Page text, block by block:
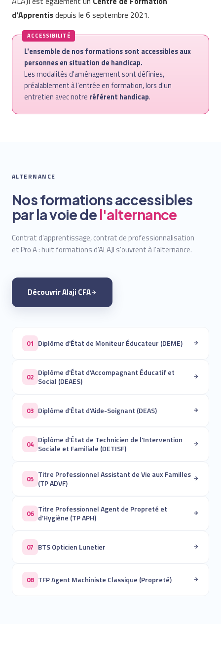
d'Apprentisdepuis le 6 septembre 2021.
ACCESSIBILITÉ
L'ensemble de nos formations sont accessibles aux
personnes en situation de handicap.
Les modalités d'aménagement sont définies,
préalablement à l'entrée en formation, lors d'un
entretien avec notre référent handicap.
ALTERNANCE
Nos formations accessibles
par la voie de l'alternance
Contrat d'apprentissage, contrat de professionnalisation
et Pro A : huit formations d'ALAJI s'ouvrent à l'alternance.
Découvrir Alaji CFA
01 Diplôme d'État de Moniteur Éducateur (DEME)
02 Diplôme d'État d'Accompagnant Éducatif et
Social (DEAES)
03 Diplôme d'État d'Aide-Soignant (DEAS)
04 Diplôme d'État de Technicien de l'Intervention
Sociale et Familiale (DETISF)
05 Titre Professionnel Assistant de Vie aux Familles
(TP ADVF)
06 Titre Professionnel Agent de Propreté et
d'Hygiène (TP APH)
07 BTS Opticien Lunetier
08 TFP Agent Machiniste Classique (Propreté)